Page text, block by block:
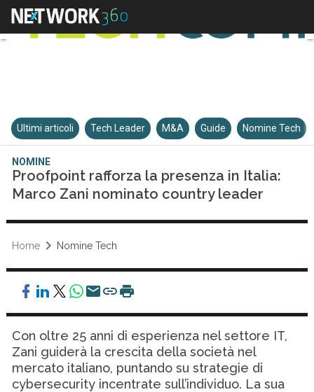
Ultimi articoli Tech Leader M&A Guide Nomine Tech
NOMINE
Proofpoint rafforza la presenza in Italia:
Marco Zani nominato country leader
Home Nomine Tech
Con oltre 25 anni di esperienza nel settore IT,
Zani guiderà la crescita della società nel
mercato italiano, puntando su strategie di
cybersecurity incentrate sull’individuo. La sua